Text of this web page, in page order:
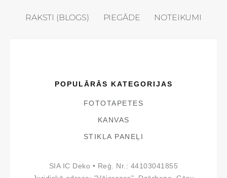
RAKSTI (BLOGS) PIEGĀDE NOTEIKUMI
POPULĀRĀS KATEGORIJAS
FOTOTAPETES
KANVAS
STIKLA PANEĻI
SIA IC Deko • Reģ. Nr.: 44103041855